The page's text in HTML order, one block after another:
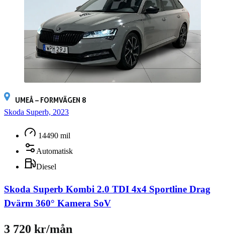
UMEÅ – FORMVÄGEN 8
Skoda Superb, 2023
14490 mil
Automatisk
Diesel
Skoda Superb Kombi 2.0 TDI 4x4 Sportline Drag
Dvärm 360° Kamera SoV
3 720 kr/mån